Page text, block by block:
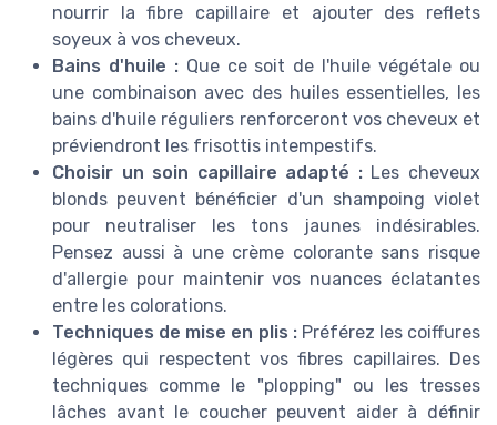
nourrir la fibre capillaire et ajouter des reflets
soyeux à vos cheveux.
Bains d'huile :Que ce soit de l'huile végétale ou
une combinaison avec des huiles essentielles, les
bains d'huile réguliers renforceront vos cheveux et
préviendront les frisottis intempestifs.
Choisir un soin capillaire adapté :Les cheveux
blonds peuvent bénéficier d'un shampoing violet
pour neutraliser les tons jaunes indésirables.
Pensez aussi à une crème colorante sans risque
d'allergie pour maintenir vos nuances éclatantes
entre les colorations.
Techniques de mise en plis :Préférez les coiffures
légères qui respectent vos fibres capillaires. Des
techniques comme le "plopping" ou les tresses
lâches avant le coucher peuvent aider à définir